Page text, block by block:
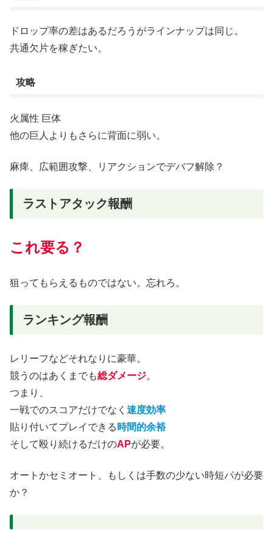
ドロップ率の差はあるだろうがラインナップは同じ。
共通欠片を稼ぎたい。
攻略
火属性 巨体
他の巨人よりもさらに背面に弱い。
麻痺、広範囲攻撃、リアクションでデバフ解除？
ラストアタック報酬
これ要る？
狙ってもらえるものではない。忘れろ。
ランキング報酬
レリーフなどそれなりに豪華。
競うのはあくまでも総ダメージ。
つまり、
一戦でのスコアだけでなく 速度効率
貼り付いてプレイできる 時間的余裕
そして殴り続けるだけのAPが必要。
オートかセミオート、もしくは手数の少ない時短パが必要
か？